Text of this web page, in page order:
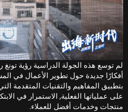
توسع هذه الجولة الدراسية رؤية تونغ
المفاهيم والتقنيات المتقدمة
عملياتها الفعلية, الاستمرار في
وخدمات أفضل للعملاء.